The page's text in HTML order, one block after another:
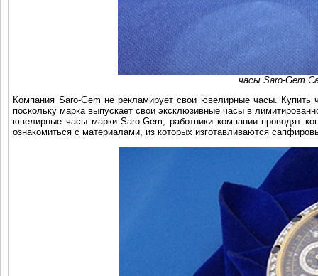
часы Saro-Gem
Компания Saro-Gem не рекламирует свои ювелирные часы.
поскольку марка выпускает свои эксклюзивные часы в
ювелирные часы марки Saro-Gem, работники компании проводят
ознакомиться с материалами, из которых изготавливаются